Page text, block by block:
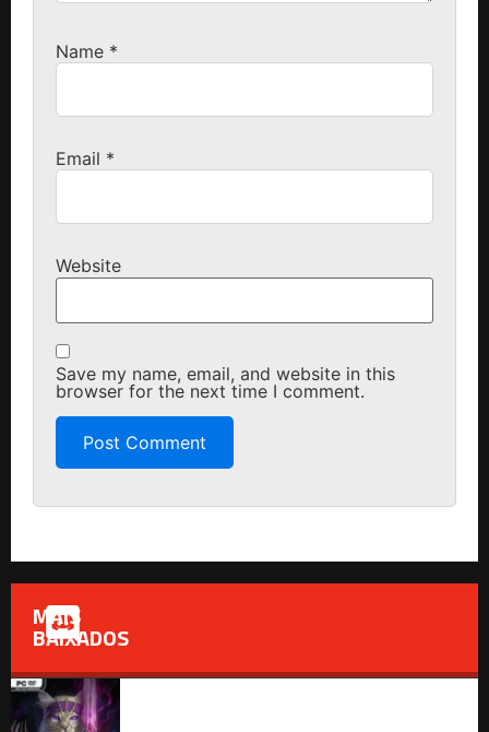
Name *
Email *
Website
Save my name, email, and website in this
browser for the next time I comment.
MAIS
BAIXADOS